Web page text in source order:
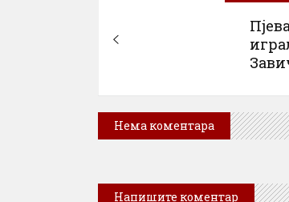
Нема коментара
Напишите коментар